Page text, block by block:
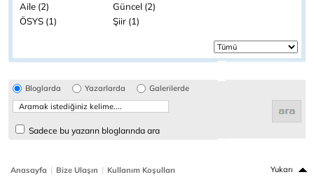
Aile (2)
Güncel (2)
ÖSYS (1)
Şiir (1)
Bloglarda Yazarlarda Galerilerde
Sadece bu yazarın bloglarında ara
Anasayfa | Bize Ulaşın | Kullanım Koşulları Yukarı